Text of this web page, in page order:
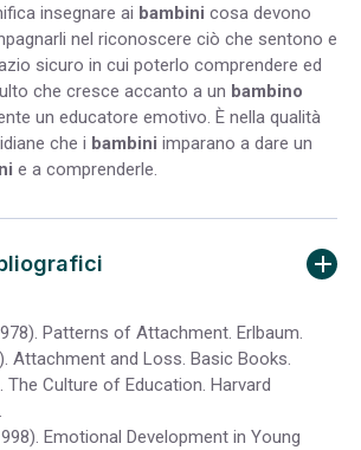
insegnare ai bambini cosa devono
nel riconoscere ciò che sentono e
sicuro in cui poterlo comprendere ed
che cresce accanto a un bambino
un educatore emotivo. È nella qualità
che i bambini imparano a dare un
e a comprenderle.
Patterns of Attachment. Erlbaum.
Attachment and Loss. Basic Books.
The Culture of Education. Harvard
Emotional Development in Young